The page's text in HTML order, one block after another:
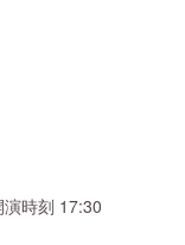
時刻 17:30